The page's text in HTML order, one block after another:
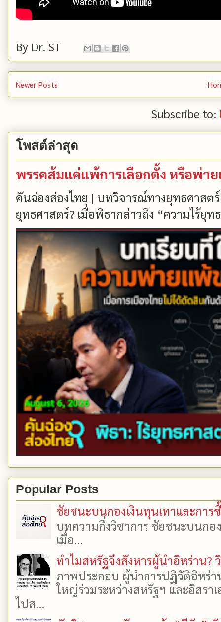
By Dr. ST
Newer Posts
Subscribe to:
โพสต์ล่าสุด
พรรคส้มแค่แพ้การเลือกตั้ง หรือพ่า
คันฉ่องส่องไทย | บทวิจารณ์ทางยุทธศาสต
ยุทธศาสตร์? เมื่อพิธากล่าวถึง “ความไร้ยุท
Popular Posts
ชัยชนะบนกองเงินทุนเทาและการ
บทความกึ่งวิชาการ ชัยชนะบนกอ
เมื่อ...
ทำไมสหรัฐจึงสังหารผู้นำอิหร่าน?
ภาพประกอบ ผู้นำการปฏิวัติอิหร่า
ใหญ่ร่วมระหว่างสหรัฐฯ และอิสรา
ไปส...